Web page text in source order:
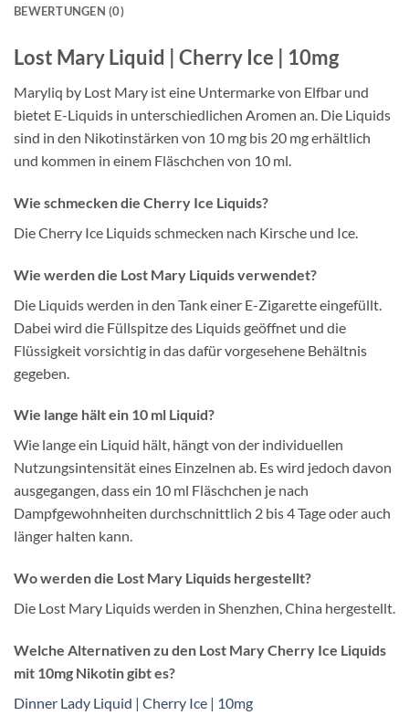
BEWERTUNGEN (0)
Lost Mary Liquid | Cherry Ice | 10mg
Maryliq by Lost Mary ist eine Untermarke von Elfbar und
bietet E-Liquids in unterschiedlichen Aromen an. Die Liquids
sind in den Nikotinstärken von 10 mg bis 20 mg erhältlich
und kommen in einem Fläschchen von 10 ml.
Wie schmecken die Cherry Ice Liquids?
Die Cherry Ice Liquids schmecken nach Kirsche und Ice.
Wie werden die Lost Mary Liquids verwendet?
Die Liquids werden in den Tank einer E-Zigarette eingefüllt.
Dabei wird die Füllspitze des Liquids geöffnet und die
Flüssigkeit vorsichtig in das dafür vorgesehene Behältnis
gegeben.
Wie lange hält ein 10 ml Liquid?
Wie lange ein Liquid hält, hängt von der individuellen
Nutzungsintensität eines Einzelnen ab. Es wird jedoch davon
ausgegangen, dass ein 10 ml Fläschchen je nach
Dampfgewohnheiten durchschnittlich 2 bis 4 Tage oder auch
länger halten kann.
Wo werden die Lost Mary Liquids hergestellt?
Die Lost Mary Liquids werden in Shenzhen, China hergestellt.
Welche Alternativen zu den Lost Mary Cherry Ice Liquids
mit 10mg Nikotin gibt es?
Dinner Lady Liquid | Cherry Ice | 10mg